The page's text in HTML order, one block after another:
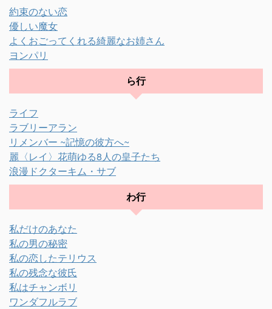
約束のない恋
優しい魔女
よくおごってくれる綺麗なお姉さん
ヨンパリ
ら行
ライフ
ラブリーアラン
リメンバー ~記憶の彼方へ~
麗〈レイ〉花萌ゆる8人の皇子たち
浪漫ドクターキム・サブ
わ行
私だけのあなた
私の男の秘密
私の恋したテリウス
私の残念な彼氏
私はチャンボリ
ワンダフルラブ